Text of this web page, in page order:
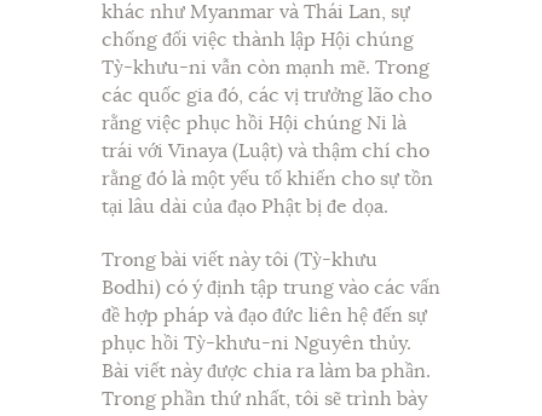
khác như Myanmar và Thái Lan, sự
chống đối việc thành lập Hội chúng
Tỳ-khưu-ni vẫn còn mạnh mẽ. Trong
các quốc gia đó, các vị trưởng lão cho
rằng việc phục hồi Hội chúng Ni là
trái với Vinaya (Luật) và thậm chí cho
rằng đó là một yếu tố khiến cho sự tồn
tại lâu dài của đạo Phật bị đe dọa.
Trong bài viết này tôi (Tỳ-khưu
Bodhi) có ý định tập trung vào các vấn
đề hợp pháp và đạo đức liên hệ đến sự
phục hồi Tỳ-khưu-ni Nguyên thủy.
Bài viết này được chia ra làm ba phần.
Trong phần thứ nhất, tôi sẽ trình bày